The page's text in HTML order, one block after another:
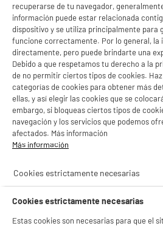
recuperarse de tu navegador,
información puede estar relacionada
dispositivo y se utiliza principalmente para
funcione correctamente. Por lo general,
directamente, pero puede brindarte una
Debido a que respetamos tu derecho a la
de no permitir ciertos tipos de cookies.
categorías de cookies para obtener más
ellas, y así elegir las cookies que se
embargo, si bloqueas ciertos tipos de
navegación y los servicios que podemos
afectados. Más información
Más información
Cookies estrictamente necesarias
Cookies estrictamente necesarias
Estas cookies son necesarias para que el